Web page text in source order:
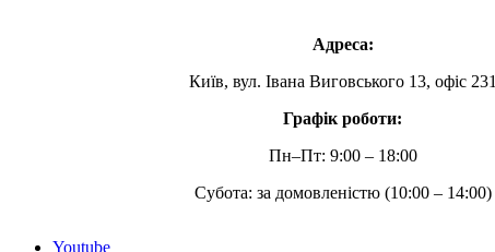
Адреса:
Київ, вул. Івана Виговського 13, офіс 231
Графік роботи:
Пн–Пт: 9:00 – 18:00
Субота: за домовленістю (10:00 – 14:00)
Youtube